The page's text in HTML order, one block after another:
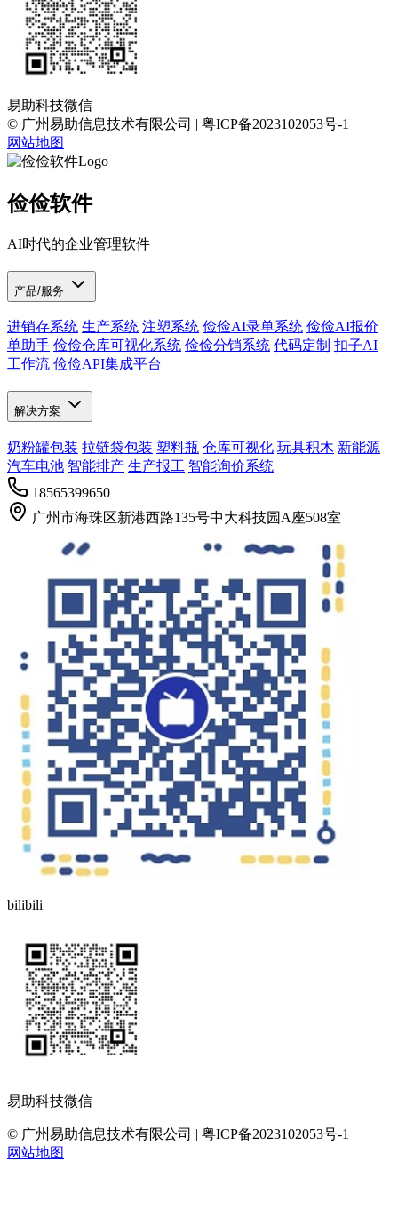
易助科技微信
© 广州易助信息技术有限公司 | 粤ICP备2023102053号-1
网站地图
俭俭软件
AI时代的企业管理软件
产品/服务
进销存系统 生产系统 注塑系统 俭俭AI录单系统 俭俭AI报价
单助手 俭俭仓库可视化系统 俭俭分销系统 代码定制 扣子AI
工作流 俭俭API集成平台
解决方案
奶粉罐包装 拉链袋包装 塑料瓶 仓库可视化 玩具积木 新能源
汽车电池 智能排产 生产报工 智能询价系统
18565399650
广州市海珠区新港西路135号中大科技园A座508室
bilibili
易助科技微信
© 广州易助信息技术有限公司 | 粤ICP备2023102053号-1
网站地图